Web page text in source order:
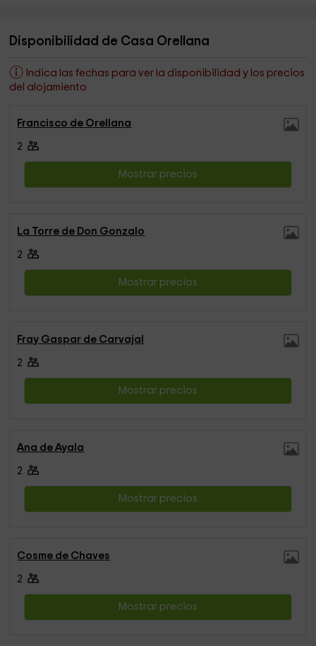
Disponibilidad de Casa Orellana
Indica las fechas para ver la disponibilidad y los precios
del alojamiento
Francisco de Orellana
2
Mostrar precios
La Torre de Don Gonzalo
2
Mostrar precios
Fray Gaspar de Carvajal
2
Mostrar precios
Ana de Ayala
2
Mostrar precios
Cosme de Chaves
2
Mostrar precios